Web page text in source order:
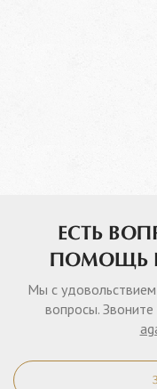
ЕСТЬ
ПОМОЩЬ
Мы с
вопросы. Звоните